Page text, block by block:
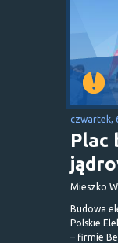
czwartek,
Plac
Mieszko
Budowa
Polskie
– firmie